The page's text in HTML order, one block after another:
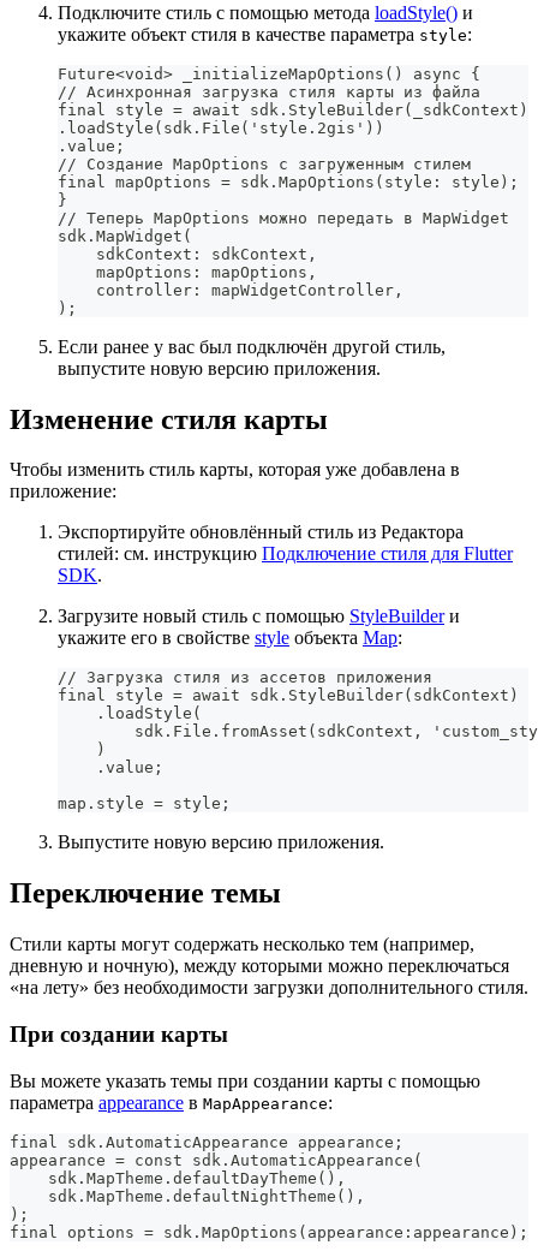
Подключите стиль с помощью метода loadStyle() и
укажите объект стиля в качестве параметра style:
Future<void> _initializeMapOptions() async {
// Асинхронная загрузка стиля карты из файла
final style = await sdk.StyleBuilder(_sdkContext)
.loadStyle(sdk.File('style.2gis'))
.value;
// Создание MapOptions с загруженным стилем
final mapOptions = sdk.MapOptions(style: style);
}
// Теперь MapOptions можно передать в MapWidget
sdk.MapWidget(
    sdkContext: sdkContext,
    mapOptions: mapOptions,
    controller: mapWidgetController,
);
Если ранее у вас был подключён другой стиль,
выпустите новую версию приложения.
Изменение стиля карты
Чтобы изменить стиль карты, которая уже добавлена в
приложение:
Экспортируйте обновлённый стиль из Редактора
стилей: см. инструкцию Подключение стиля для Flutter
SDK.
Загрузите новый стиль с помощью StyleBuilderи
укажите его в свойстве style объекта Map:
// Загрузка стиля из ассетов приложения
final style = await sdk.StyleBuilder(sdkContext)
    .loadStyle(
sdk.File.fromAsset(sdkContext,
    )
    .value;
map.style = style;
Выпустите новую версию приложения.
Переключение темы
Стили карты могут содержать несколько тем (например,
дневную и ночную), между которыми можно переключаться
«на лету» без необходимости загрузки дополнительного стиля.
При создании карты
Вы можете указать темы при создании карты с помощью
параметра appearance в MapAppearance:
final sdk.AutomaticAppearance appearance;
appearance = const sdk.AutomaticAppearance(
    sdk.MapTheme.defaultDayTheme(),
    sdk.MapTheme.defaultNightTheme(),
);
final options = sdk.MapOptions(appearance:appearance);